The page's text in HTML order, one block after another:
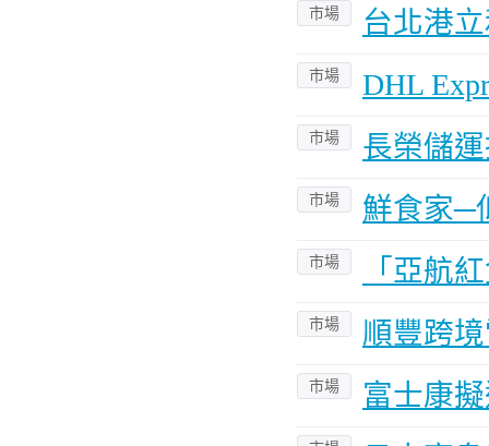
市場 台北港
市場 DHL
市場 長榮儲
市場 鮮食家─
市場 「亞航
市場 順豐跨
市場 富士康